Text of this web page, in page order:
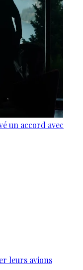
un accord avec
leurs avions